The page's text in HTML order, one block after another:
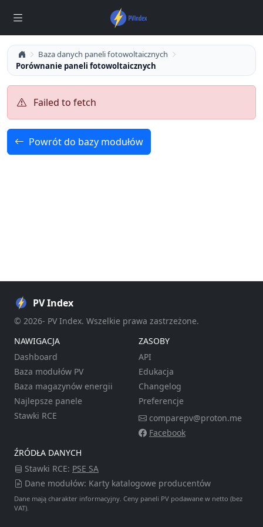
Baza danych paneli fotowoltaicznych
Porównanie paneli fotowoltaicznych
Failed to fetch
Powrót do bazy modułów
PV Index
© 2026- PV Index. Wszelkie prawa zastrzeżone.
NAWIGACJA
Dashboard
Baza modułów PV
Baza magazynów energii
Najlepsze panele
Stawki RCE
ZASOBY
API
Edukacja
Changelog
Preferencje
comparepv@proton.me
Facebook
ŹRÓDŁA DANYCH
Stawki RCE: PSE SA
Dane modułów: Karty katalogowe producentów
Dane mają charakter informacyjny. Ceny paneli PV podawane w netto (bez
VAT).